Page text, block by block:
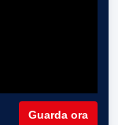
Guarda ora